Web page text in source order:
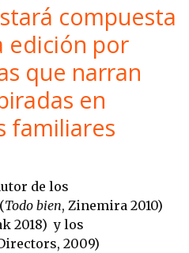
compuesta
edición por
que narran
en
familiares
de los
(Todo bien, Zinemira 2010)
2018) y los
2009)